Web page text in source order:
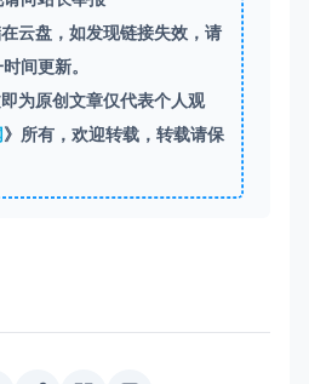
云盘，如发现链接失效，请
间更新。
为原创文章仅代表个人观
》所有，欢迎转载，转载请保